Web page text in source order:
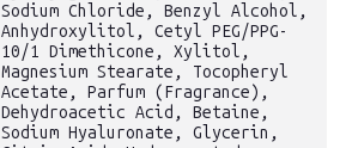
Sodium Chloride, Benzyl Alcohol,
Anhydroxylitol, Cetyl PEG/PPG-
10/1 Dimethicone, Xylitol,
Magnesium Stearate, Tocopheryl
Acetate, Parfum (Fragrance),
Dehydroacetic Acid, Betaine,
Sodium Hyaluronate, Glycerin,